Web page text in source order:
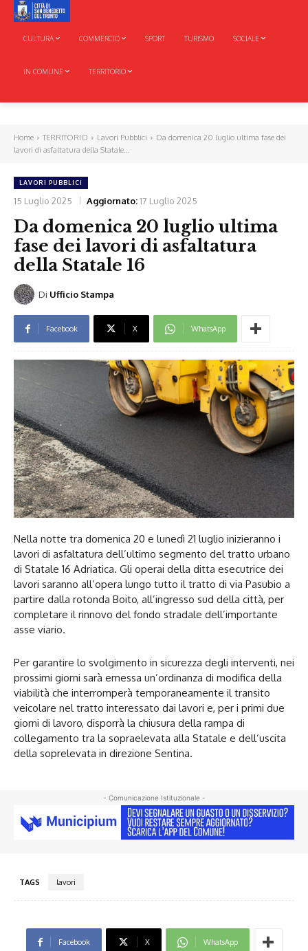
CULTURA COMMERCIO SPORT TURISMO SOCIALE
IN COMUNE TERRITORIO
Home TERRITORIO Lavori Pubblici
Da domenica 20 luglio ultima fase dei
lavori di asfaltatura della Statale...
LAVORI PUBBLICI
15 Luglio 2025 Aggiornato:17 Luglio 2025
Da domenica 20 luglio ultima
fase dei lavori di asfaltatura
della Statale 16
Di Ufficio Stampa
Facebook X WhatsApp
Nella notte tra domenica 20 e lunedì 21 luglio inizieranno i
lavori di asfaltatura dell’ultimo segmento del tratto urbano
di Statale 16 Adriatica. Gli operai della ditta esecutrice dei
lavori saranno all’opera lungo tutto il tratto di via Pasubio a
partire dalla rotonda Boito, all’ingresso sud della città, per
completare il rinnovo del fondo stradale dell’importante
asse viario.
Per garantire lo svolgimento in sicurezza degli interventi, nei
prossimi giorni sarà emessa un’ordinanza di modifica della
viabilità che interromperà temporaneamente il transito
veicolare nel tratto interessato dai lavori e, per i primi due
giorni di lavoro, disporrà la chiusura della rampa di
collegamento tra la sopraelevata alla Statale e dell’uscita
della soprelevata in direzione Sentina.
- Comunicazione Istituzionale -
TAGS lavori
Facebook X WhatsApp